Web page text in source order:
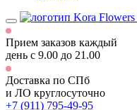
Прием заказов каждый
день с 9.00 до 21.00
Доставка по СПб
и ЛО круглосуточно
+7 (911) 795-49-95